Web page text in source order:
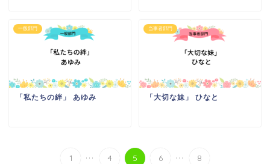
一般部門
「私たちの絆」 あゆみ
当事者部門
「大切な妹」 ひなと
1 ... 4 5 6 ... 8